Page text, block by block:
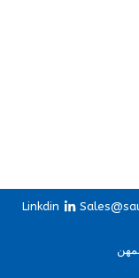
Linkdin